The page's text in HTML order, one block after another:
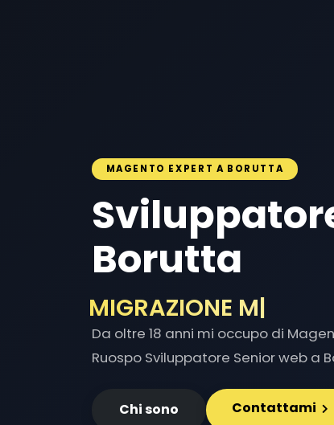
MAGENTO EXPERT A BORUTTA
Borutta
MIGRAZIONE
Da oltre 18 anni mi occupo di
Ruospo Sviluppatore Senior web a
Chi sono Contattami